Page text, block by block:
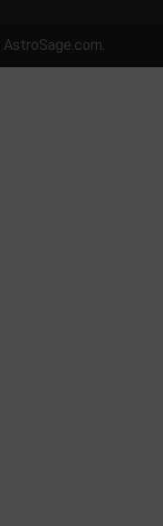
AstroSage.com.